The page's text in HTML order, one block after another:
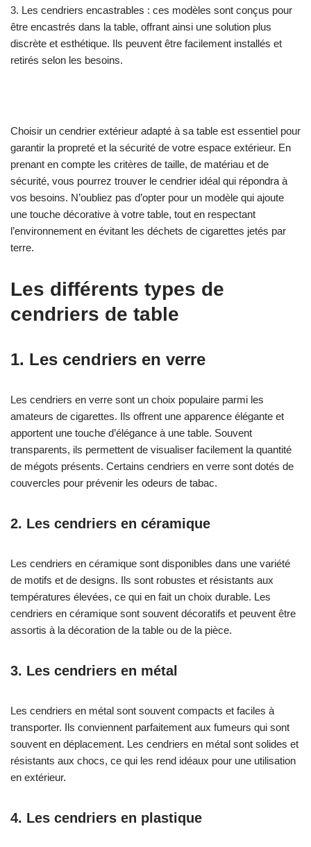
3. Les cendriers encastrables : ces modèles sont conçus pour
être encastrés dans la table, offrant ainsi une solution plus
discrète et esthétique. Ils peuvent être facilement installés et
retirés selon les besoins.
Choisir un cendrier extérieur adapté à sa table est essentiel pour
garantir la propreté et la sécurité de votre espace extérieur. En
prenant en compte les critères de taille, de matériau et de
sécurité, vous pourrez trouver le cendrier idéal qui répondra à
vos besoins. N’oubliez pas d’opter pour un modèle qui ajoute
une touche décorative à votre table, tout en respectant
l’environnement en évitant les déchets de cigarettes jetés par
terre.
Les différents types de
cendriers de table
1. Les cendriers en verre
Les cendriers en verre sont un choix populaire parmi les
amateurs de cigarettes. Ils offrent une apparence élégante et
apportent une touche d’élégance à une table. Souvent
transparents, ils permettent de visualiser facilement la quantité
de mégots présents. Certains cendriers en verre sont dotés de
couvercles pour prévenir les odeurs de tabac.
2. Les cendriers en céramique
Les cendriers en céramique sont disponibles dans une variété
de motifs et de designs. Ils sont robustes et résistants aux
températures élevées, ce qui en fait un choix durable. Les
cendriers en céramique sont souvent décoratifs et peuvent être
assortis à la décoration de la table ou de la pièce.
3. Les cendriers en métal
Les cendriers en métal sont souvent compacts et faciles à
transporter. Ils conviennent parfaitement aux fumeurs qui sont
souvent en déplacement. Les cendriers en métal sont solides et
résistants aux chocs, ce qui les rend idéaux pour une utilisation
en extérieur.
4. Les cendriers en plastique